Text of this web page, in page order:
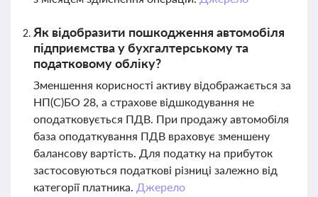
Як відобразити пошкодження автомобіля
підприємства у бухгалтерському та
податковому обліку?
Зменшення корисності активу відображається за
НП(С)БО 28, а страхове відшкодування не
оподатковується ПДВ. При продажу автомобіля
база оподаткування ПДВ враховує зменшену
балансову вартість. Для податку на прибуток
застосовуються податкові різниці залежно від
категорії платника. Джерело